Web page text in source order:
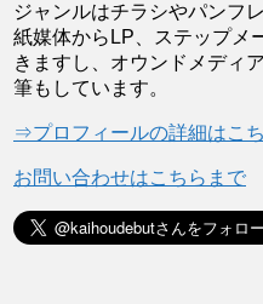
ジャンルはチラシやパンフ
紙媒体からLP、ステップメ
きますし、オウンドメディ
筆もしています。
⇒プロフィールの詳細はこ
お問い合わせはこちらまで